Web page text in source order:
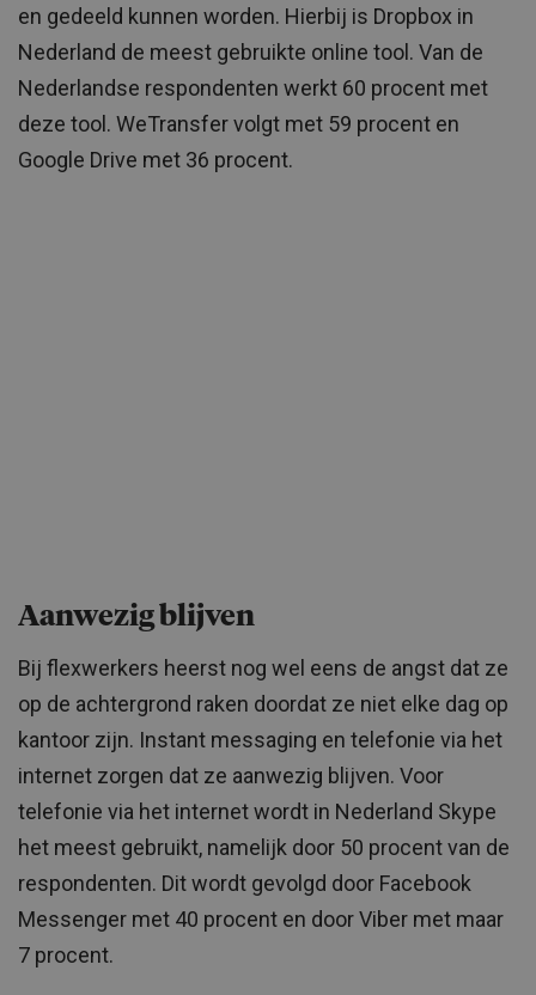
en gedeeld kunnen worden. Hierbij is Dropbox in
Nederland de meest gebruikte online tool. Van de
Nederlandse respondenten werkt 60 procent met
deze tool. WeTransfer volgt met 59 procent en
Google Drive met 36 procent.
Aanwezig blijven
Bij flexwerkers heerst nog wel eens de angst dat ze
op de achtergrond raken doordat ze niet elke dag op
kantoor zijn. Instant messaging en telefonie via het
internet zorgen dat ze aanwezig blijven. Voor
telefonie via het internet wordt in Nederland Skype
het meest gebruikt, namelijk door 50 procent van de
respondenten. Dit wordt gevolgd door Facebook
Messenger met 40 procent en door Viber met maar
7 procent.